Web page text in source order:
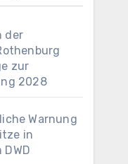
der
zur
2028
Warnung
in